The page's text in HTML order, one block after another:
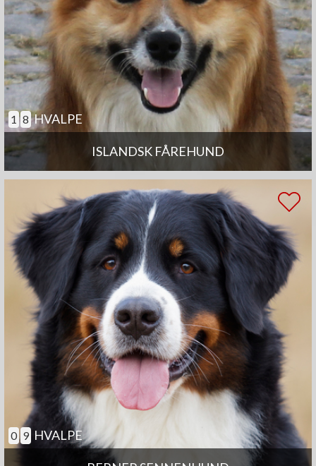
ISLANDSK FÅREHUND
1 8 HVALPE
0 9 HVALPE